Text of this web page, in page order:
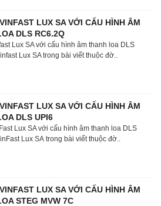
LUX SA VỚI CẤU HÌNH ÂM
DLS RC6.2Q
Lux SA với cấu hình âm thanh loa DLS
Lux SA trong bài viết thuộc đờ..
LUX SA VỚI CẤU HÌNH ÂM
DLS UPI6
Lux SA với cấu hình âm thanh loa DLS
Lux SA trong bài viết thuộc đờ..
LUX SA VỚI CẤU HÌNH ÂM
STEG MVW 7C